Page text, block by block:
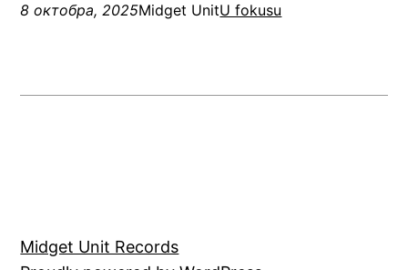
8 октобра, 2025Midget UnitU fokusu
Midget Unit Records